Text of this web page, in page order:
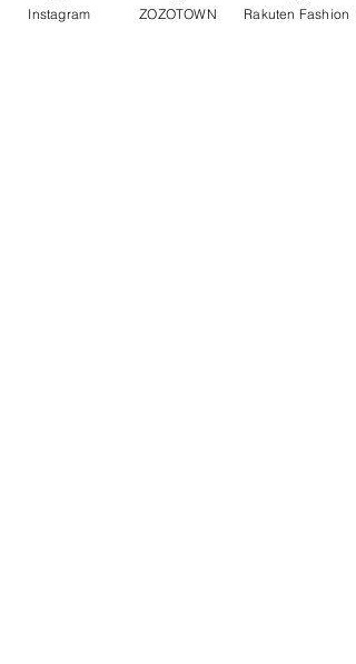
メールアドレス (Mail addresss)
Instagram ZOZOTOWN Rakuten Fashion